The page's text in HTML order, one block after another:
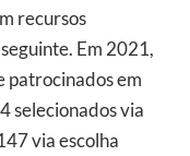
recursos
Em 2021,
patrocinados em
selecionados via
via escolha